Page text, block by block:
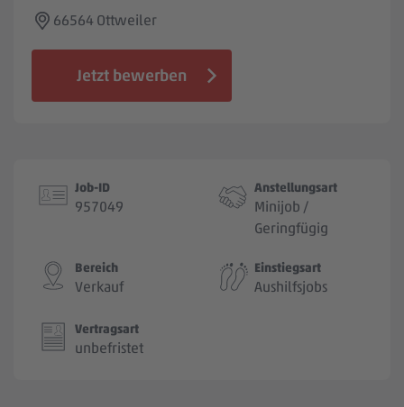
66564 Ottweiler
Jetzt bewerben
Job-ID
957049
Anstellungsart
Minijob /
Geringfügig
Bereich
Verkauf
Einstiegsart
Aushilfsjobs
Vertragsart
unbefristet